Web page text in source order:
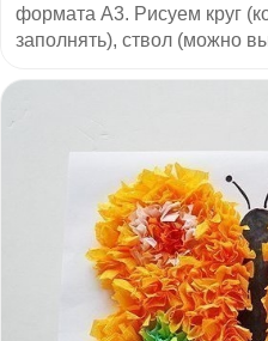
формата А3. Рисуем круг
заполнять), ствол (можно